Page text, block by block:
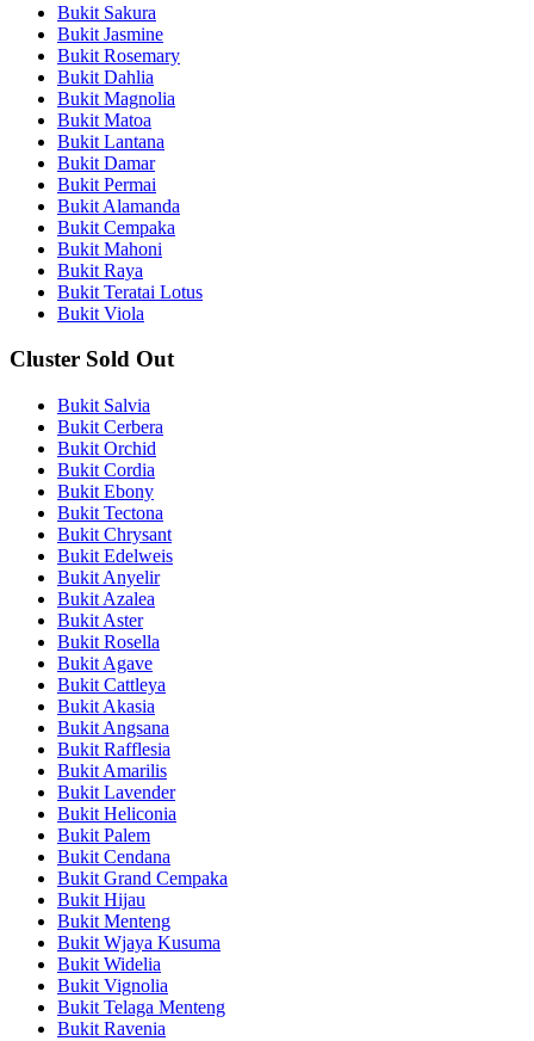
Bukit Sakura
Bukit Jasmine
Bukit Rosemary
Bukit Dahlia
Bukit Magnolia
Bukit Matoa
Bukit Lantana
Bukit Damar
Bukit Permai
Bukit Alamanda
Bukit Cempaka
Bukit Mahoni
Bukit Raya
Bukit Teratai Lotus
Bukit Viola
Cluster Sold Out
Bukit Salvia
Bukit Cerbera
Bukit Orchid
Bukit Cordia
Bukit Ebony
Bukit Tectona
Bukit Chrysant
Bukit Edelweis
Bukit Anyelir
Bukit Azalea
Bukit Aster
Bukit Rosella
Bukit Agave
Bukit Cattleya
Bukit Akasia
Bukit Angsana
Bukit Rafflesia
Bukit Amarilis
Bukit Lavender
Bukit Heliconia
Bukit Palem
Bukit Cendana
Bukit Grand Cempaka
Bukit Hijau
Bukit Menteng
Bukit Wjaya Kusuma
Bukit Widelia
Bukit Vignolia
Bukit Telaga Menteng
Bukit Ravenia